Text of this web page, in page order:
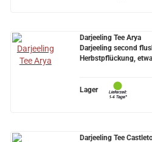
Darjeeling Tee Arya
Darjeeling second
Herbstpflückung,
Lager
Darjeeling Tee